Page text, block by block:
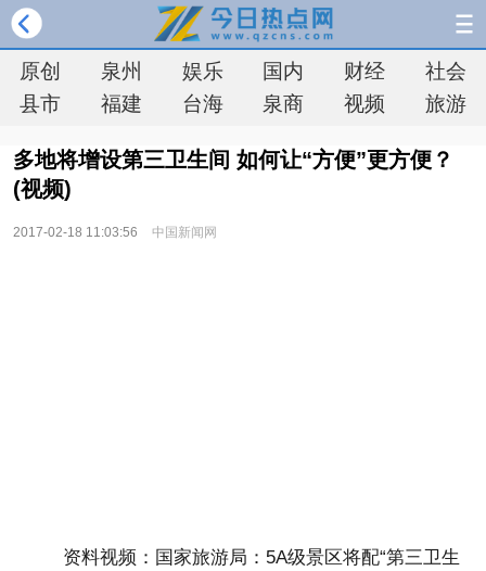
原创 泉州 娱乐 国内 财经
社会
县市
福建 台海 泉商 视频 旅游
多地将增设第三卫生间 如何让“方便”更方便？
(视频)
2017-02-18 11:03:56 中国新闻网
资料视频：国家旅游局：5A级景区将配“第三卫生